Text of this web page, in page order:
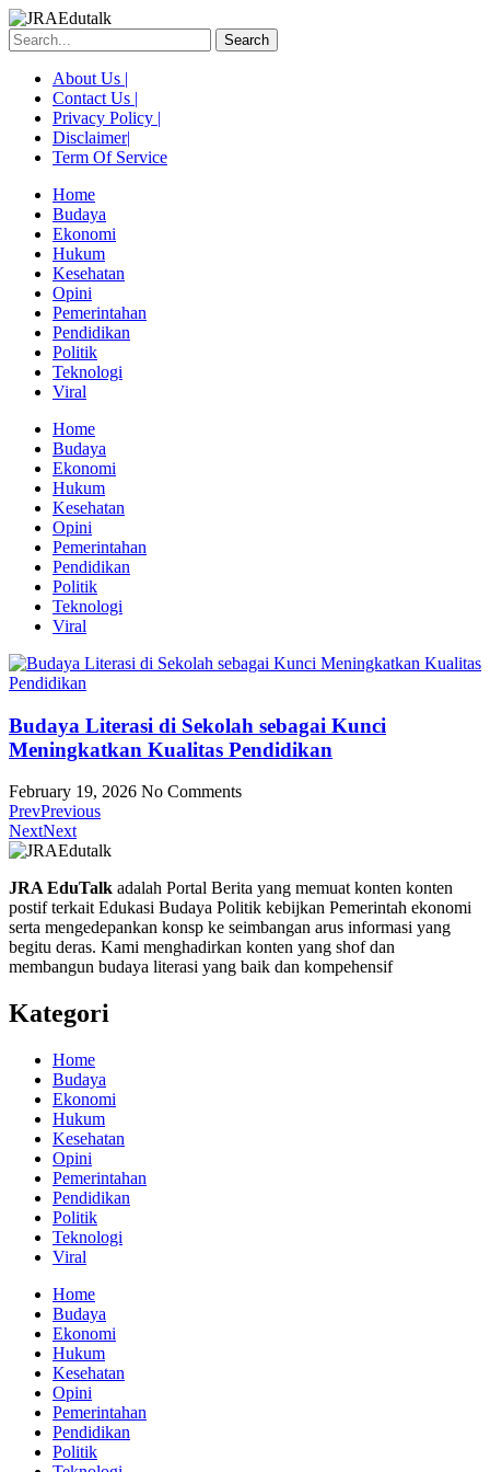
Skip
to
content
Search
About Us |
Contact Us |
Privacy Policy |
Disclaimer|
Term Of Service
Home
Budaya
Ekonomi
Hukum
Kesehatan
Opini
Pemerintahan
Pendidikan
Politik
Teknologi
Viral
Menu
Home
Budaya
Ekonomi
Hukum
Kesehatan
Opini
Pemerintahan
Pendidikan
Politik
Teknologi
Viral
Budaya Literasi di Sekolah sebagai Kunci
Meningkatkan Kualitas Pendidikan
February 19, 2026 No Comments
PrevPrevious
NextNext
JRA EduTalk adalah Portal Berita yang memuat konten konten
postif terkait Edukasi Budaya Politik kebijkan Pemerintah ekonomi
serta mengedepankan konsp ke seimbangan arus informasi yang
begitu deras. Kami menghadirkan konten yang shof dan
membangun budaya literasi yang baik dan kompehensif
Kategori
Home
Budaya
Ekonomi
Hukum
Kesehatan
Opini
Pemerintahan
Pendidikan
Politik
Teknologi
Viral
Home
Budaya
Ekonomi
Hukum
Kesehatan
Opini
Pemerintahan
Pendidikan
Politik